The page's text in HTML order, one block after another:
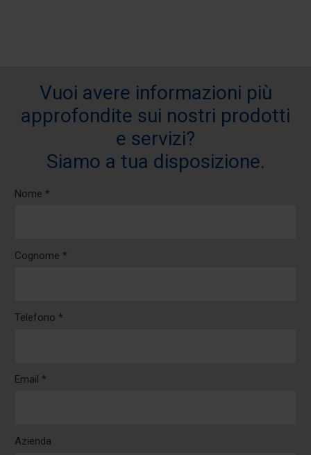
Vuoi avere informazioni più
approfondite sui nostri prodotti
e servizi?
Siamo a tua disposizione.
Nome *
Cognome *
Telefono *
Email *
Azienda